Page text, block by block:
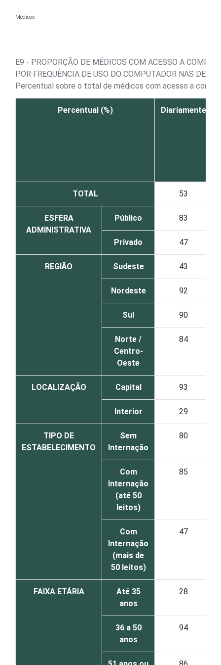
Médicos
E9 - PROPORÇÃO DE MÉDICOS COM ACESSO A
POR FREQUÊNCIA DE USO DO COMPUTADOR NAS
Percentual sobre o total de médicos com acesso a
Percentual (%)
Diariamente
TOTAL 53
ESFERA
ADMINISTRATIVA
Público 83
Privado 47
REGIÃO Sudeste 43
Nordeste 92
Sul 90
Norte /
Centro-
Oeste
84
LOCALIZAÇÃO Capital 93
Interior 29
TIPO DE
ESTABELECIMENTO
Sem
Internação
80
Com
Internação
(até 50
leitos)
85
Com
Internação
(mais de
50 leitos)
47
FAIXA ETÁRIA
Até 35
anos
28
36 a 50
anos
94